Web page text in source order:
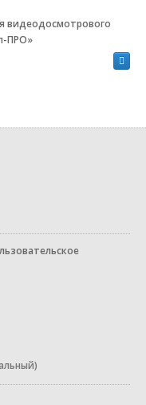
видеодосмотрового
ПРО»